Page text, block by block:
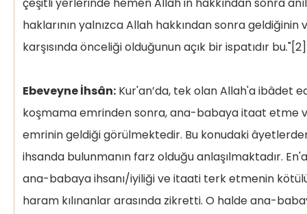
haklarının yalnızca Allah hakkından sonra
karşısında önceliği olduğunun açık bir ispatıdır bu."[2]
Ebeveyne İhsân: Kur'an’da, tek olan Allah'a ibâdet
koşmama emrinden sonra, ana-babaya itaat etme
emrinin geldiği görülmektedir. Bu konudaki
ihsanda bulunmanın farz olduğu anlaşılmaktadır.
ana-babaya ihsanı/iyiliği ve itaati terk etmenin
haram kılınanlar arasında zikretti. O halde ana-